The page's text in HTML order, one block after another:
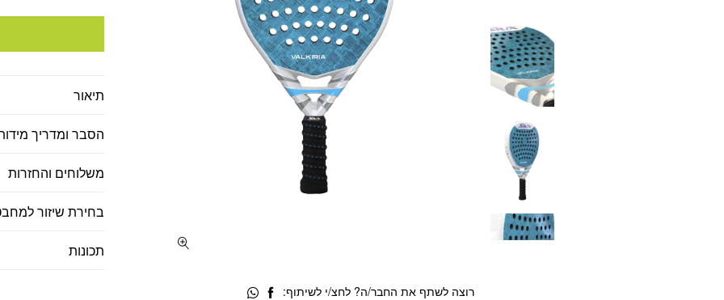
תיאור
הסבר ומדריך
משלוחים והחזרות
בחירת שיזור
תכונות
רוצה לשתף את החבר/ה? לחצ/י לשיתוף: